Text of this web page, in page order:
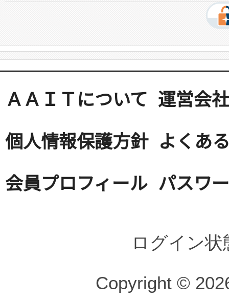
ＡＡＩＴについて 運営会社
個人情報保護方針 よくあ
会員プロフィール パスワ
ログイン
Copyright ©